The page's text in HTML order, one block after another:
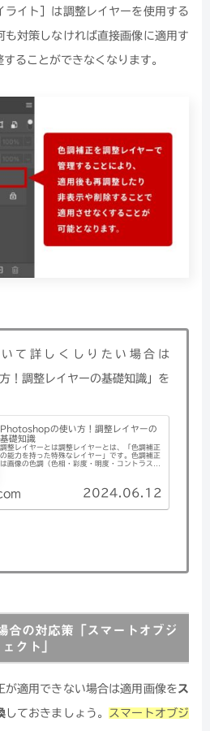
ライト］は調整レイヤーを使用する
も対策しなければ直接画像に適用す
ることができなくなります。
て詳しくしりたい場合は
！調整レイヤーの基礎知識」を
Photoshopの使い方！調整レイヤーの
基礎知識
調整レイヤーとは調整レイヤーとは、「色調補正
の能力を持った特殊なレイヤー」です。色調補正
は画像の色調（色相・彩度・明度・コントラスト
2024.06.12
合の対応策「スマートオブジ
ェクト」
が適用できない場合は適用画像をス
しておきましょう。 スマートオブジ